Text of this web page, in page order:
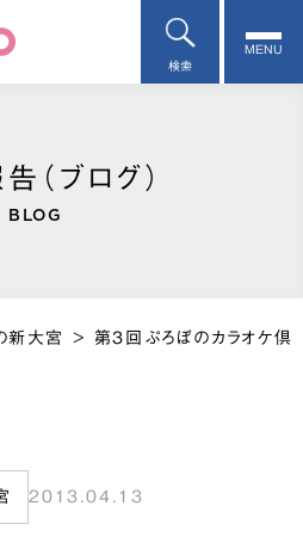
検索
MENU
（ブログ）
BLOG
新大宮 > 第3回ぷろぼのカラオケ倶
2013.04.13